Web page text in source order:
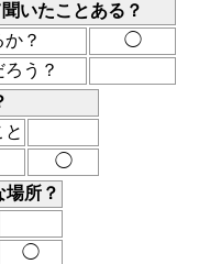
いたことある？
？
◯
う？
◯
場所？
◯